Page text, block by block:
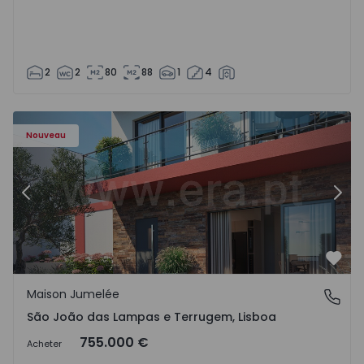
2 2 80 88 1 4
Nouveau
Précédent
São João das Lampas e Terrugem, Lisboa
Maison Jumelée
São João das Lampas e Terrugem, Lisboa
Acheter 755.000 €